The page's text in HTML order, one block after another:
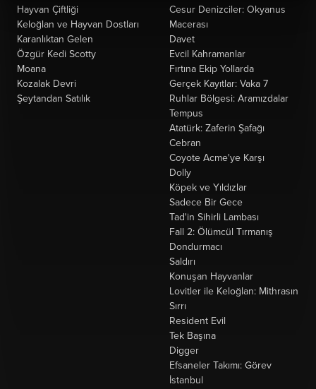
Hayvan Çiftliği
Keloğlan ve Hayvan Dostları
Karanlıktan Gelen
Özgür Kedi Scotty
Moana
Kozalak Devri
Şeytandan Satılık
Cesur Denizciler: Okyanus
Macerası
Davet
Evcil Kahramanlar
Fırtına Ekip Yollarda
Gerçek Kayıtlar: Vaka 7
Ruhlar Bölgesi: Aramızdalar
Tempus
Atatürk: Zaferin Şafağı
Cebran
Coyote Acme'ye Karşı
Dolly
Köpek ve Yıldızlar
Sadece Bir Gece
Tad'in Sihirli Lambası
Fall 2: Ölümcül Tırmanış
Dondurmacı
Saldırı
Konuşan Hayvanlar
Lovitler ile Keloğlan: Mithrasın
Sırrı
Resident Evil
Tek Başına
Digger
Efsaneler Takımı: Görev
İstanbul